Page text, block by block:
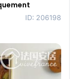
ID: 206198